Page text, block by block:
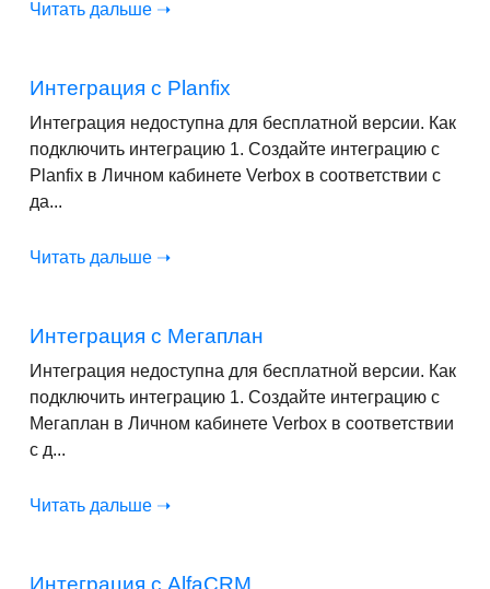
Читать дальше ➝
Интеграция с Planfix
Интеграция недоступна для бесплатной версии. Как
подключить интеграцию 1. Создайте интеграцию с
Planfix в Личном кабинете Verbox в соответствии с
да...
Читать дальше ➝
Интеграция с Мегаплан
Интеграция недоступна для бесплатной версии. Как
подключить интеграцию 1. Создайте интеграцию с
Мегаплан в Личном кабинете Verbox в соответствии
с д...
Читать дальше ➝
Интеграция с AlfaCRM